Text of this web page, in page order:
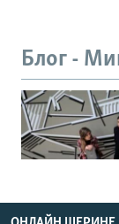
Блог -